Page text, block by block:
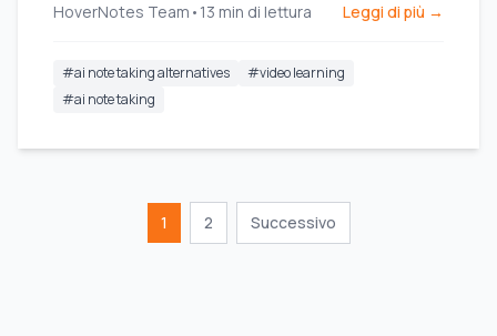
alternative progettate per gli studenti.
HoverNotes Team • 13 min di lettura Leggi di più →
#ai note taking alternatives #video learning
#ai note taking
1 2 Successivo